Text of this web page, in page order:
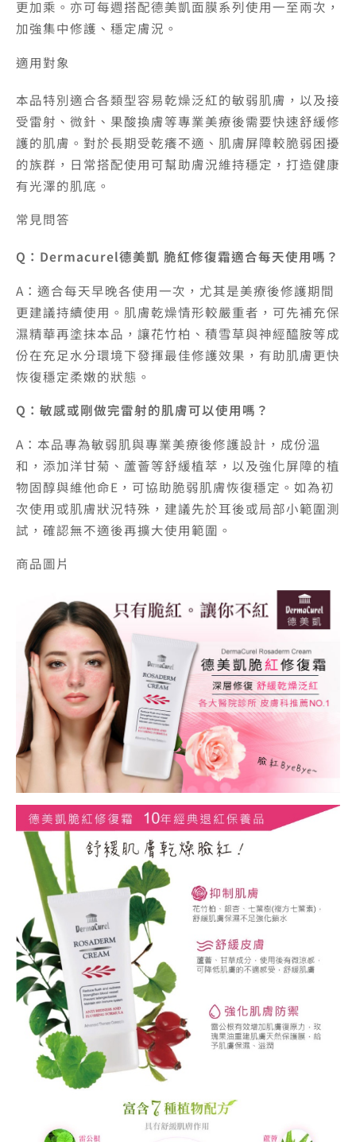
更加乘。亦可每週搭配德美凱面膜系列使用一至兩次，
加強集中修護、穩定膚況。
適用對象
本品特別適合各類型容易乾燥泛紅的敏弱肌膚，以及接
受雷射、微針、果酸換膚等專業美療後需要快速舒緩修
護的肌膚。對於長期受乾癢不適、肌膚屏障較脆弱困擾
的族群，日常搭配使用可幫助膚況維持穩定，打造健康
有光澤的肌底。
常見問答
Q：Dermacurel德美凱 脆紅修復霜適合每天使用嗎？
A：適合每天早晚各使用一次，尤其是美療後修護期間
更建議持續使用。肌膚乾燥情形較嚴重者，可先補充保
濕精華再塗抹本品，讓花竹柏、積雪草與神經醯胺等成
份在充足水分環境下發揮最佳修護效果，有助肌膚更快
恢復穩定柔嫩的狀態。
Q：敏感或剛做完雷射的肌膚可以使用嗎？
A：本品專為敏弱肌與專業美療後修護設計，成份溫
和，添加洋甘菊、蘆薈等舒緩植萃，以及強化屏障的植
物固醇與維他命E，可協助脆弱肌膚恢復穩定。如為初
次使用或肌膚狀況特殊，建議先於耳後或局部小範圍測
試，確認無不適後再擴大使用範圍。
商品圖片